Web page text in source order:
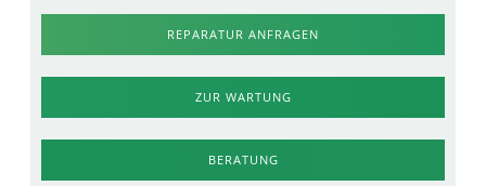
REPARATUR ANFRAGEN
ZUR WARTUNG
BERATUNG